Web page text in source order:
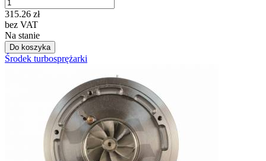
315.26 zł
bez VAT
Na stanie
Do koszyka
Środek turbosprężarki